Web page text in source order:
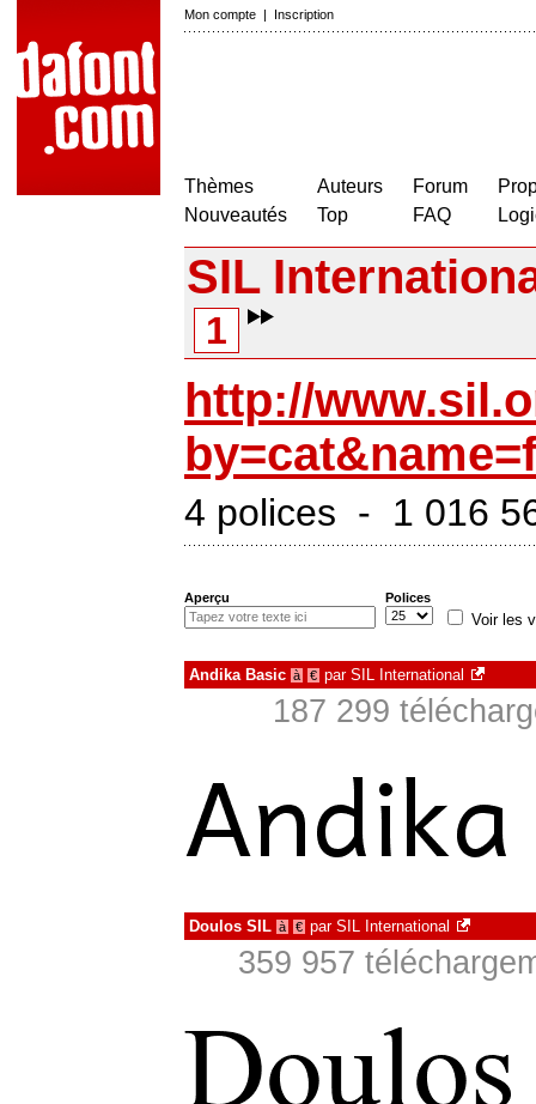
Mon compte | Inscription
Thèmes
Nouveautés
Auteurs
Top
Forum
FAQ
SIL
1
http://
4 polices - 1 016
Aperçu Polices
Voir les
Andika Basic à € par SIL International
187 299
Doulos SIL à € par SIL International
359 957